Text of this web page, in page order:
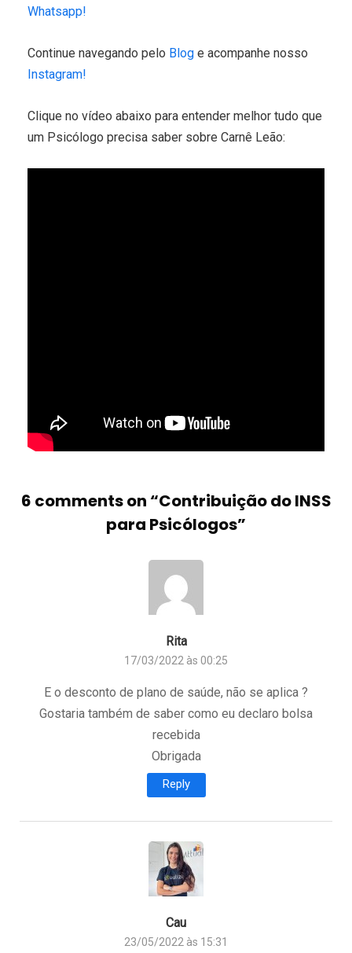
Whatsapp!
Continue navegando pelo Blog e acompanhe nosso
Instagram!
Clique no vídeo abaixo para entender melhor tudo que
um Psicólogo precisa saber sobre Carnê Leão:
6 comments on “Contribuição do INSS
para Psicólogos”
Rita
17/03/2022 às 00:25
E o desconto de plano de saúde, não se aplica ?
Gostaria também de saber como eu declaro bolsa
recebida
Obrigada
Reply
Cau
23/05/2022 às 15:31